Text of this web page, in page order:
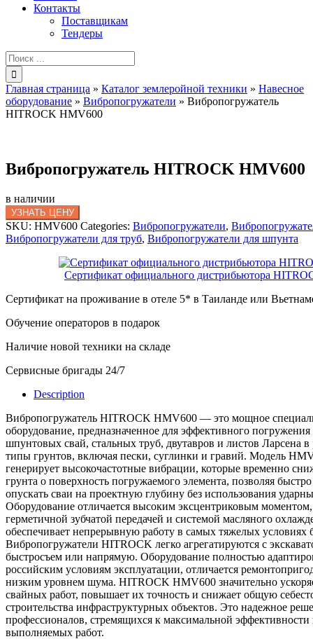
Контакты
Поставщикам
Тендеры
Результат
поиска:
Главная страница » Каталог землеройной техники » Навесное
оборудование » Вибропогружатели » Вибропогружатель
HITROCK HMV600
Вибропогружатель HITROCK HMV600
в наличии
УЗНАТЬ ЦЕНУ
SKU: HMV600 Categories: Вибропогружатели,
Вибропогружатели для труб, Вибропогружатели для шпунта
Сертификат официального дистрибьютора
Сертификат на проживание в отеле 5* в Таиланде или
Обучение операторов в подарок
Наличие новой техники на складе
Сервисные бригады 24/7
Description
Вибропогружатель HITROCK HMV600 — это мощное
оборудование, предназначенное для эффективного погружения
шпунтовых свай, стальных труб, двутавров и листов Ларсена в
типы грунтов, включая пески, суглинки и гравий. Модель
генерирует высокочастотные вибрации, которые временно
грунта о поверхность погружаемого элемента, позволяя
опускать сваи на проектную глубину без использования
Оборудование отличается высоким эксцентриковым
герметичной зубчатой передачей и системой масляного
обеспечивает непрерывную работу в самых тяжелых условиях
Вибропогружатели HITROCK легко агрегатируются с
быстросъем или напрямую. Оборудование полностью
российским условиям эксплуатации, отличается
низким уровнем шума. HITROCK HMV600 значительно
свайных работ, повышает их точность и снижает общую
строительства инфраструктурных объектов. Это надежное
профессионалов, стремящихся к максимальной эффективности
выполняемых работ.